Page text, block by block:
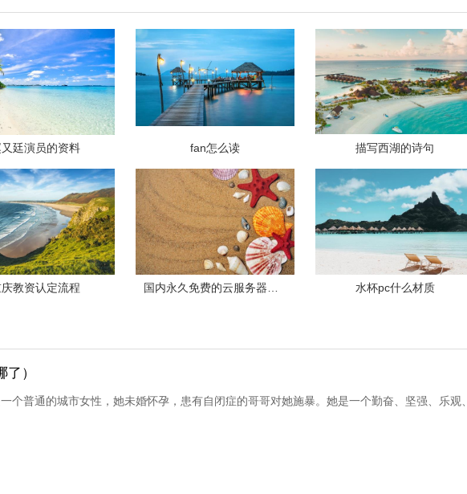
又廷演员的资料 fan怎么读 描写西湖的诗句
教资认定流程 水杯pc什么材质
）
个普通的城市女性，她未婚怀孕，患有自闭症的哥哥对她施暴。她是一个勤奋、坚强、乐观、